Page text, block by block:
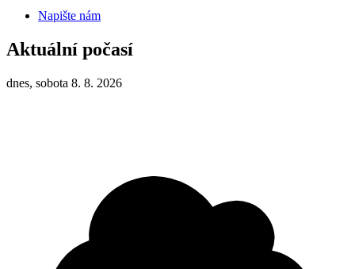
Napište nám
Aktuální počasí
dnes, sobota 8. 8. 2026